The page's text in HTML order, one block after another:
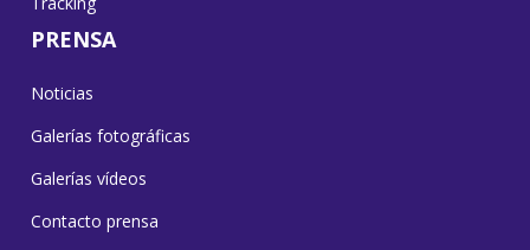
PRENSA
Noticias
Galerías fotográficas
Galerías vídeos
Contacto prensa